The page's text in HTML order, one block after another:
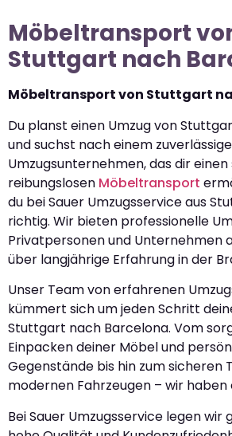
Möbeltransport
Stuttgart nach
Möbeltransport von Stuttgart
Du planst einen Umzug von
und suchst nach einem
Umzugsunternehmen, das dir
reibungslosen Möbeltransport
du bei Sauer Umzugsservice aus
richtig. Wir bieten professionelle
Privatpersonen und Unternehmen
über langjährige Erfahrung in der
Unser Team von erfahrenen
kümmert sich um jeden Schritt
Stuttgart nach Barcelona. Vom
Einpacken deiner Möbel und
Gegenstände bis hin zum sicheren
modernen Fahrzeugen – wir haben
Bei Sauer Umzugsservice legen wir